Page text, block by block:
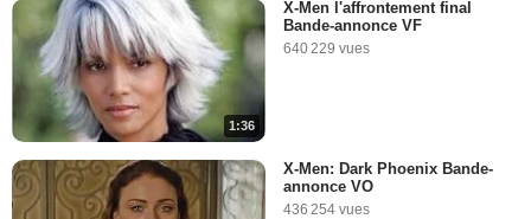
5:30
X-Men : Apocalypse, une fin
X-Men : Quicksilver met les
1:36
X-Men l'affrontement final
Bande-annonce VF
640 229 vues
X-Men: Dark Phoenix Bande-
annonce VO
436 254 vues